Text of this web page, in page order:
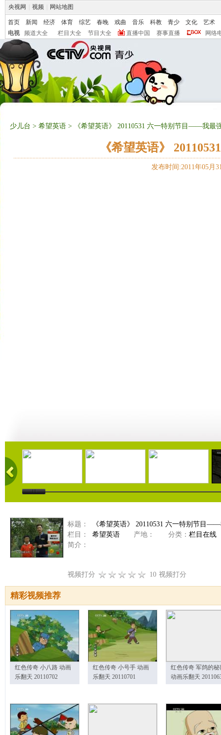
央视网 视频 网站地图
首页 新闻 经济 体育 综艺 春晚 戏曲 音乐 科教 青少 文化
艺术
电视
频道大全 栏目大全 节目大全 直播中国 赛事直播 网络
少儿台 > 希望英语 > 《希望英语》 20110531 六一特别节目——我最
《希望英语》
发布时间:2011年05月
25:29 24:54 25:27
标题：
《希望英语》 20110531 六一特别节目
栏目：
希望英语 产地： 分类： 栏目在线
简介：
视频打分 10 视频打分
精彩视频推荐
红色传奇 小八路 动画
乐翻天 20110702
红色传奇 小号手 动画
乐翻天 20110701
红色传奇 军鸽的秘
动画乐翻天